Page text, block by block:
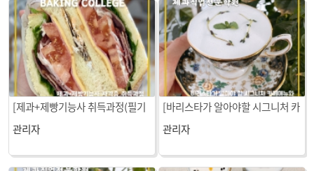
[제과+제빵기능사 취득과정(필기
+실기)] 샌드위치
관리자
[바리스타가 알아야할 시그니처 카
페메뉴와 티마스터 자격증 과정]
밀크티
관리자